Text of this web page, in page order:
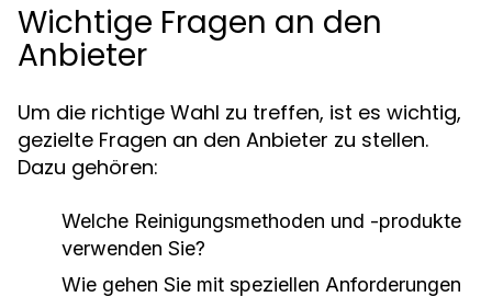
Wichtige Fragen an den
Anbieter
Um die richtige Wahl zu treffen, ist es wichtig,
gezielte Fragen an den Anbieter zu stellen.
Dazu gehören:
Welche Reinigungsmethoden und -produkte
verwenden Sie?
Wie gehen Sie mit speziellen Anforderungen